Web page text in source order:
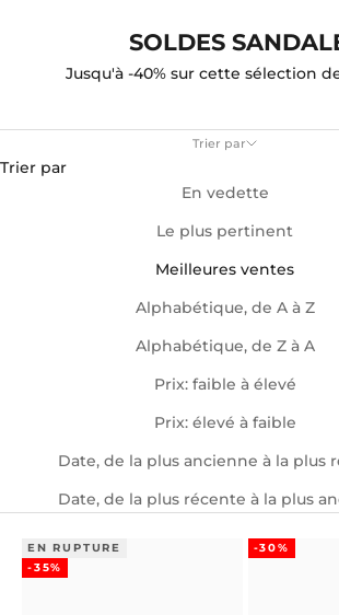
SOLDES
Jusqu'à -40% sur cette sélection
Trier par
Trier par
En vedette
Le plus pertinent
Meilleures ventes
Alphabétique, de A à Z
Alphabétique, de Z à A
Prix: faible à élevé
Prix: élevé à faible
Date, de la plus ancienne à la plus
Date, de la plus récente à la plus
EN RUPTURE
-35%
-30%